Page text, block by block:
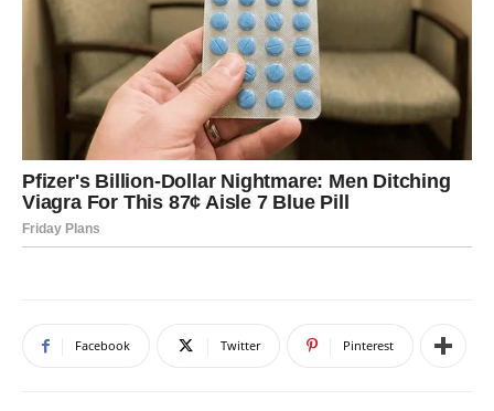
Facebook Twitter Pinterest